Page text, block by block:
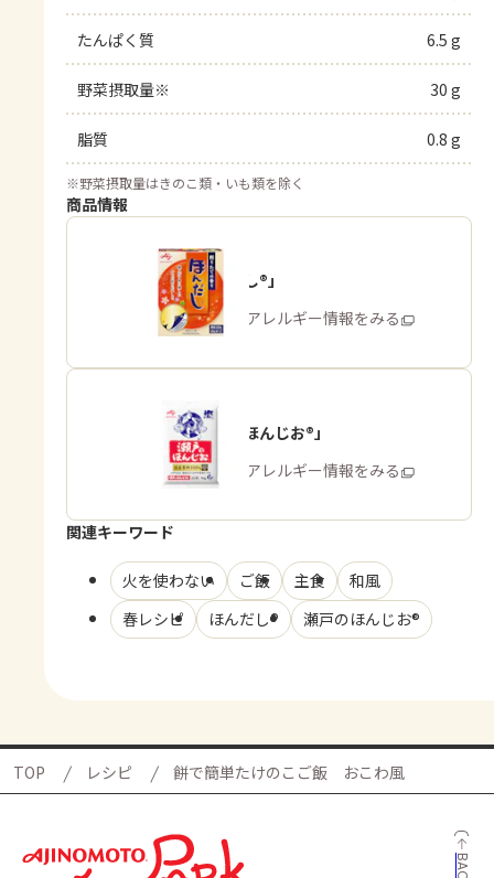
たんぱく質 6.5 g
野菜摂取量※ 30 g
脂質 0.8 g
※野菜摂取量はきのこ類・いも類を除く
商品情報
「ほんだし®」
商品・アレルギー情報をみる
「瀬戸のほんじお®」
商品・アレルギー情報をみる
関連キーワード
火を使わない ご飯 主食
和風
春レシピ
ほんだし® 瀬戸のほんじお®
TOP レシピ 餅で簡単たけのこご飯 おこわ風